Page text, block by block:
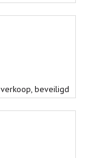
verkoop, beveiligd